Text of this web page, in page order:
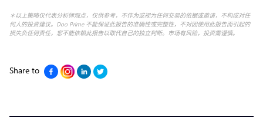
＊以上策略仅代表分析师观点，仅供参考，不作为或视为任何交易的依据或邀请，不构成对任
何人的投资建议。Doo Prime 不能保证此报告的准确性或完整性，不对因使用此报告而引起的
损失负任何责任，您不能依赖此报告以取代自己的独立判断。市场有风险，投资需谨慎。
Share to